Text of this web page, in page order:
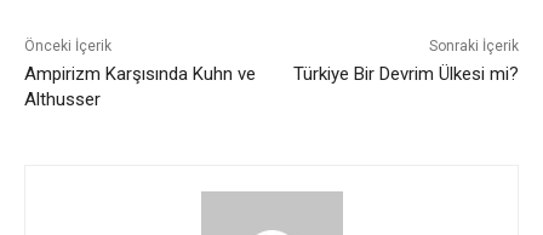
Önceki İçerik
Ampirizm Karşısında Kuhn ve
Althusser
Sonraki İçerik
Türkiye Bir Devrim Ülkesi mi?